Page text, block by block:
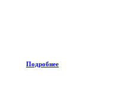
Подробнее